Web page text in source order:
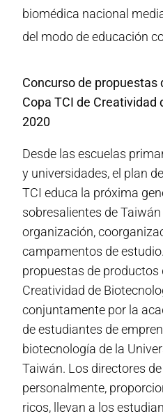
biomédica nacional
del modo de educación
Concurso de propuestas
Copa TCI de Creatividad
2020
Desde las escuelas
y universidades, el plan
TCI educa la próxima
sobresalientes de
organización,
campamentos de
propuestas de productos
Creatividad de
conjuntamente por la
de estudiantes de
biotecnología de la
Taiwán. Los directores
personalmente,
ricos, llevan a los